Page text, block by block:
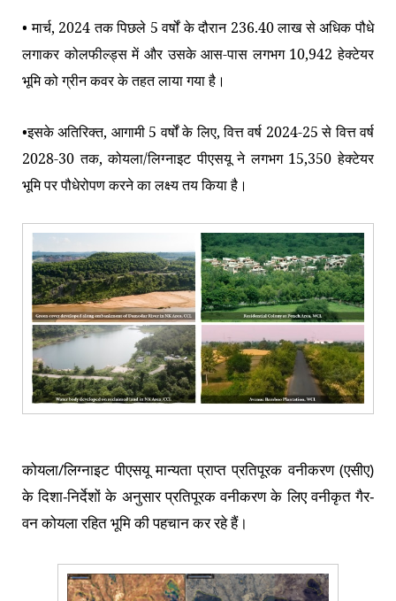
• मार्च, 2024 तक पिछले 5 वर्षों के दौरान 236.40 लाख से अधिक पौधे
लगाकर कोलफील्ड्स में और उसके आस-पास लगभग 10,942 हेक्टेयर
भूमि को ग्रीन कवर के तहत लाया गया है।
•इसके अतिरिक्त, आगामी 5 वर्षों के लिए, वित्त वर्ष 2024-25 से वित्त वर्ष
2028-30 तक, कोयला/लिग्नाइट पीएसयू ने लगभग 15,350 हेक्टेयर
भूमि पर पौधेरोपण करने का लक्ष्य तय किया है।
कोयला/लिग्नाइट पीएसयू मान्यता प्राप्त प्रतिपूरक वनीकरण (एसीए)
के दिशा-निर्देशों के अनुसार प्रतिपूरक वनीकरण के लिए वनीकृत गैर-
वन कोयला रहित भूमि की पहचान कर रहे हैं।